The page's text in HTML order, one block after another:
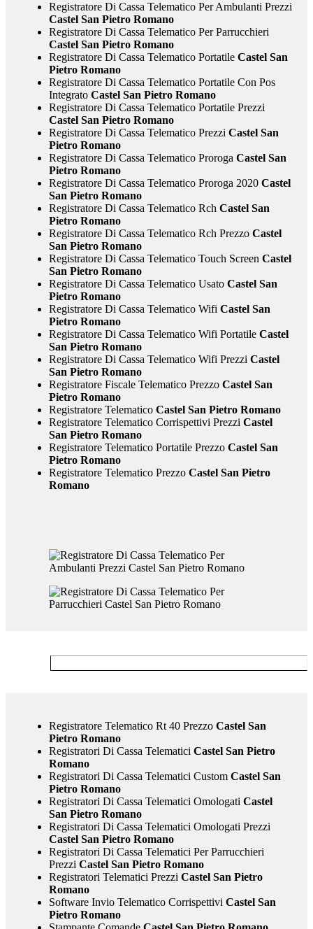
Registratore Di Cassa Telematico Per Ambulanti Prezzi
Castel San Pietro Romano
Registratore Di Cassa Telematico Per Parrucchieri
Castel San Pietro Romano
Registratore Di Cassa Telematico PortatileCastel San
Pietro Romano
Registratore Di Cassa Telematico Portatile Con Pos
IntegratoCastel San Pietro Romano
Registratore Di Cassa Telematico Portatile Prezzi
Castel San Pietro Romano
Registratore Di Cassa Telematico Prezzi Castel San
Pietro Romano
Registratore Di Cassa Telematico Proroga Castel San
Pietro Romano
Registratore Di Cassa Telematico Proroga 2020Castel
San Pietro Romano
Registratore Di Cassa Telematico Rch Castel San
Pietro Romano
Registratore Di Cassa Telematico Rch PrezzoCastel
San Pietro Romano
Registratore Di Cassa Telematico Touch Screen Castel
San Pietro Romano
Registratore Di Cassa Telematico UsatoCastel San
Pietro Romano
Registratore Di Cassa Telematico Wifi Castel San
Pietro Romano
Registratore Di Cassa Telematico Wifi PortatileCastel
San Pietro Romano
Registratore Di Cassa Telematico Wifi Prezzi Castel
San Pietro Romano
Registratore Fiscale Telematico PrezzoCastel San
Pietro Romano
Registratore TelematicoCastel San Pietro Romano
Registratore Telematico Corrispettivi Prezzi Castel
San Pietro Romano
Registratore Telematico Portatile PrezzoCastel San
Pietro Romano
Registratore Telematico PrezzoCastel San Pietro
Romano
Registratore Telematico Rt 40 PrezzoCastel San
Pietro Romano
Registratori Di Cassa Telematici Castel San Pietro
Romano
Registratori Di Cassa Telematici CustomCastel San
Pietro Romano
Registratori Di Cassa Telematici Omologati Castel
San Pietro Romano
Registratori Di Cassa Telematici Omologati Prezzi
Castel San Pietro Romano
Registratori Di Cassa Telematici Per Parrucchieri
Prezzi Castel San Pietro Romano
Registratori Telematici Prezzi Castel San Pietro
Romano
Software Invio Telematico Corrispettivi Castel San
Pietro Romano